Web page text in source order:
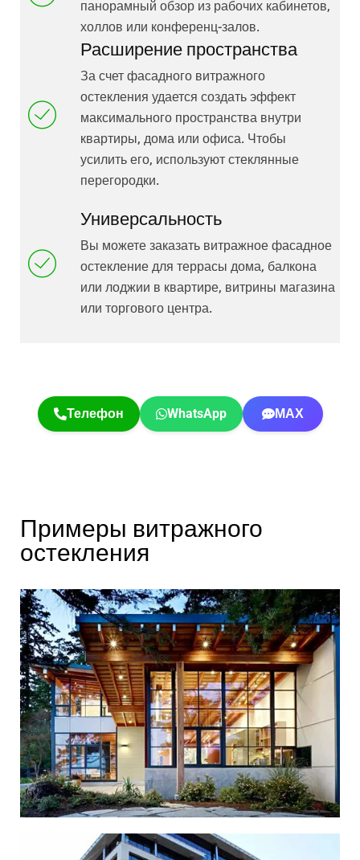
панорамный обзор из рабочих кабинетов,
холлов или конференц-залов.
Расширение пространства
За счет фасадного витражного
остекления удается создать эффект
максимального пространства внутри
квартиры, дома или офиса. Чтобы
усилить его, используют стеклянные
перегородки.
Универсальность
Вы можете заказать витражное фасадное
остекление для террасы дома, балкона
или лоджии в квартире, витрины магазина
или торгового центра.
Телефон WhatsApp МАХ
Примеры витражного
остекления